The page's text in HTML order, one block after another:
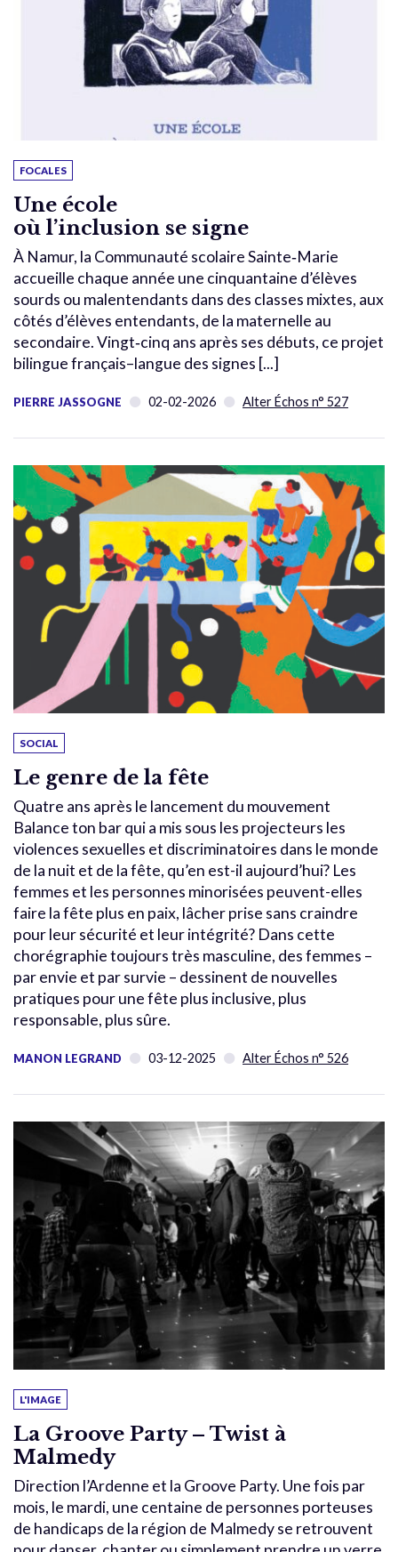
FOCALES
Une école
où l’inclusion se signe
À Namur, la Communauté scolaire Sainte‑Marie
accueille chaque année une cinquantaine d’élèves
sourds ou malentendants dans des classes mixtes, aux
côtés d’élèves entendants, de la maternelle au
secondaire. Vingt‑cinq ans après ses débuts, ce projet
bilingue français–langue des signes [...]
PIERRE JASSOGNE 02-02-2026 Alter Échos n° 527
SOCIAL
Le genre de la fête
Quatre ans après le lancement du mouvement
Balance ton bar qui a mis sous les projecteurs les
violences sexuelles et discriminatoires dans le monde
de la nuit et de la fête, qu’en est-il aujourd’hui? Les
femmes et les personnes minorisées peuvent-elles
faire la fête plus en paix, lâcher prise sans craindre
pour leur sécurité et leur intégrité? Dans cette
chorégraphie toujours très masculine, des femmes –
par envie et par survie – dessinent de nouvelles
pratiques pour une fête plus inclusive, plus
responsable, plus sûre.
MANON LEGRAND 03-12-2025 Alter Échos n° 526
L'IMAGE
La Groove Party – Twist à
Malmedy
Direction l’Ardenne et la Groove Party. Une fois par
mois, le mardi, une centaine de personnes porteuses
de handicaps de la région de Malmedy se retrouvent